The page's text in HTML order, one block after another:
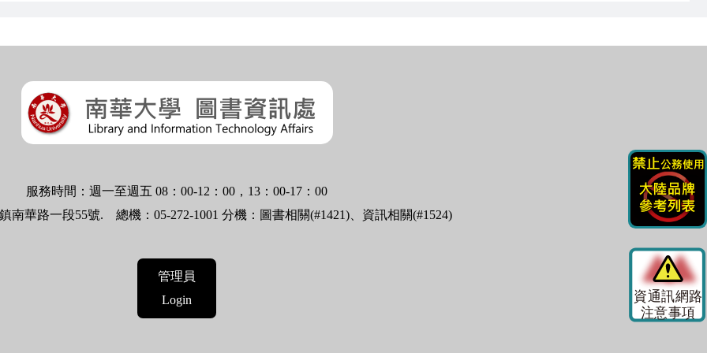
服務時間：週一至週五 08：00-12：00，13：00-17：00
南華路一段55號.
總機：05-272-1001 分機：圖書相關(#1421)、資訊相關(#1524)
管理員
Login